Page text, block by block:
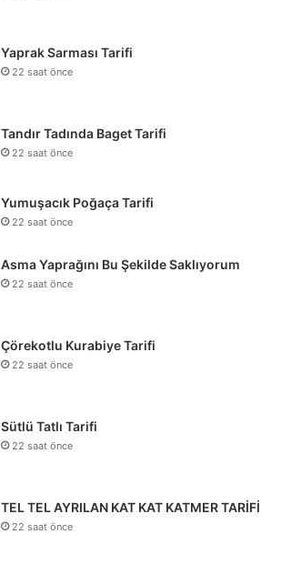
Yaprak Sarması Tarifi
22 saat önce
Tandır Tadında Baget Tarifi
22 saat önce
Yumuşacık Poğaça Tarifi
22 saat önce
Asma Yaprağını Bu Şekilde Saklıyorum
22 saat önce
Çörekotlu Kurabiye Tarifi
22 saat önce
Sütlü Tatlı Tarifi
22 saat önce
TEL TEL AYRILAN KAT KAT KATMER TARİFİ
22 saat önce